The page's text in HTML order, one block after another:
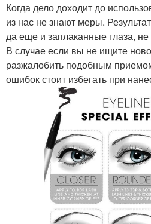
Когда дело доходит до
из нас не знают меры.
да еще и заплаканные глаза,
В случае если вы не ищите
разжалобить подобным
ошибок стоит избегать при